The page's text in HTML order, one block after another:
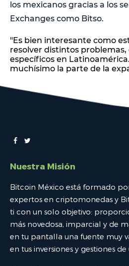
los mexicanos gracias a los
Exchanges como Bitso.
"Es bien interesante como
resolver distintos
específicos en
muchísimo la parte de la
Nuestra Misión
Bitcoin México está formado
expertos en criptomonedas y
ti con un solo objetivo:
más novedosa, imparcial y de
en tu pantalla una fuente muy
en tus inversiones y gestiones